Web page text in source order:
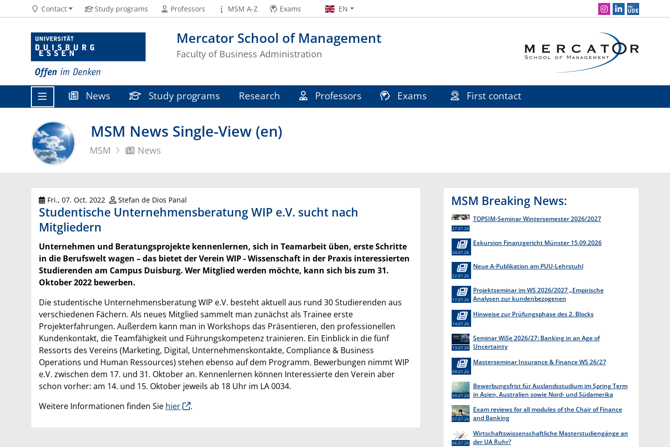
Mercator School of Management
Faculty of Business Administration
Contact Study programs Professors MSM A-Z Exams EN Social Media Navigation
News Study programs Research Professors Exams First contact
MSM News Single-View (en)
MSM News
Fri., 07. Oct. 2022 Stefan de Dios Panal
Studentische Unternehmensberatung WIP e.V. sucht nach
Mitgliedern
Unternehmen und Beratungsprojekte kennenlernen, sich in Teamarbeit üben, erste Schritte
in die Berufswelt wagen – das bietet der Verein WIP - Wissenschaft in der Praxis interessierten
Studierenden am Campus Duisburg. Wer Mitglied werden möchte, kann sich bis zum 31.
Oktober 2022 bewerben.
Die studentische Unternehmensberatung WIP e.V. besteht aktuell aus rund 30 Studierenden aus
verschiedenen Fächern. Als neues Mitglied sammelt man zunächst als Trainee erste
Projekterfahrungen. Außerdem kann man in Workshops das Präsentieren, den professionellen
Kundenkontakt, die Teamfähigkeit und Führungskompetenz trainieren. Ein Einblick in die fünf
Ressorts des Vereins (Marketing, Digital, Unternehmenskontakte, Compliance & Business
Operations und Human Ressources) stehen ebenso auf dem Programm. Bewerbungen nimmt WIP
e.V. zwischen dem 17. und 31. Oktober an. Kennenlernen können Interessierte den Verein aber
schon vorher: am 14. und 15. Oktober jeweils ab 18 Uhr im LA 0034.
Weitere Informationen finden Sie hier .
MSM Breaking News:
TOPSIM-Seminar Wintersemester 2026/2027
27.07.26
Exkursion Finanzgericht Münster 15.09.2026
24.07.26
Neue A-Publikation am PUU-Lehrstuhl
22.07.26
Projektseminar im WS 2026/2027 „Empirische
Analysen zur kundenbezogenen
17.07.26
Hinweise zur Prüfungsphase des 2. Blocks
14.07.26
Seminar WiSe 2026/27: Banking in an Age of
Uncertainty
13.07.26
Masterseminar Insurance & Finance WS 26/27
09.07.26
Bewerbungsfrist für Auslandsstudium im Spring Term
in Asien, Australien sowie Nord- und Südamerika
09.07.26
Exam reviews for all modules of the Chair of Finance
and Banking
07.07.26
Wirtschaftswissenschaftliche Masterstudiengänge an
der UA Ruhr?
06.07.26